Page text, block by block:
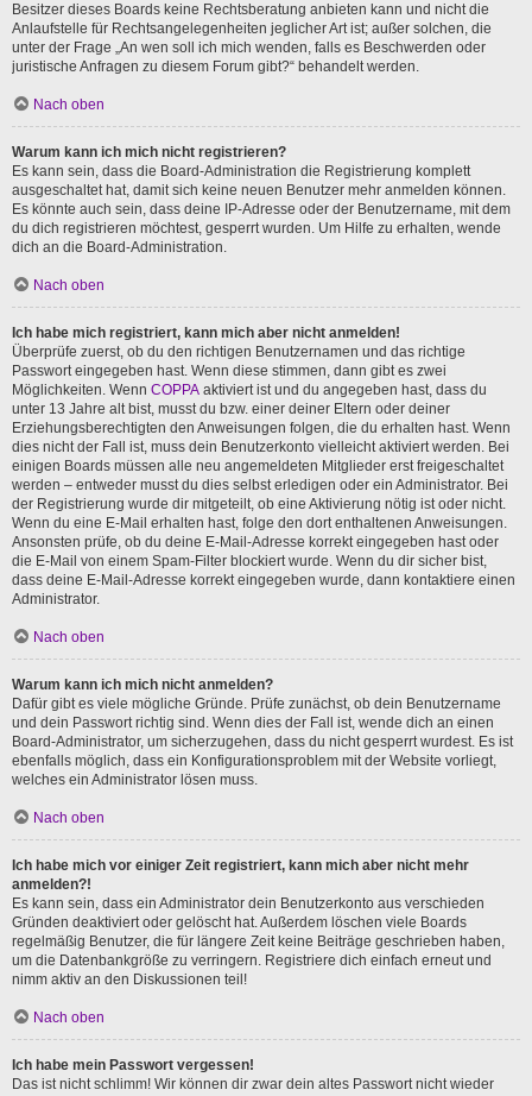
Besitzer dieses Boards keine Rechtsberatung anbieten kann und nicht die
Anlaufstelle für Rechtsangelegenheiten jeglicher Art ist; außer solchen, die
unter der Frage „An wen soll ich mich wenden, falls es Beschwerden oder
juristische Anfragen zu diesem Forum gibt?“ behandelt werden.
Nach oben
Warum kann ich mich nicht registrieren?
Es kann sein, dass die Board-Administration die Registrierung komplett
ausgeschaltet hat, damit sich keine neuen Benutzer mehr anmelden können.
Es könnte auch sein, dass deine IP-Adresse oder der Benutzername, mit dem
du dich registrieren möchtest, gesperrt wurden. Um Hilfe zu erhalten, wende
dich an die Board-Administration.
Nach oben
Ich habe mich registriert, kann mich aber nicht anmelden!
Überprüfe zuerst, ob du den richtigen Benutzernamen und das richtige
Passwort eingegeben hast. Wenn diese stimmen, dann gibt es zwei
Möglichkeiten. Wenn COPPA aktiviert ist und du angegeben hast, dass du
unter 13 Jahre alt bist, musst du bzw. einer deiner Eltern oder deiner
Erziehungsberechtigten den Anweisungen folgen, die du erhalten hast. Wenn
dies nicht der Fall ist, muss dein Benutzerkonto vielleicht aktiviert werden. Bei
einigen Boards müssen alle neu angemeldeten Mitglieder erst freigeschaltet
werden – entweder musst du dies selbst erledigen oder ein Administrator. Bei
der Registrierung wurde dir mitgeteilt, ob eine Aktivierung nötig ist oder nicht.
Wenn du eine E-Mail erhalten hast, folge den dort enthaltenen Anweisungen.
Ansonsten prüfe, ob du deine E-Mail-Adresse korrekt eingegeben hast oder
die E-Mail von einem Spam-Filter blockiert wurde. Wenn du dir sicher bist,
dass deine E-Mail-Adresse korrekt eingegeben wurde, dann kontaktiere einen
Administrator.
Nach oben
Warum kann ich mich nicht anmelden?
Dafür gibt es viele mögliche Gründe. Prüfe zunächst, ob dein Benutzername
und dein Passwort richtig sind. Wenn dies der Fall ist, wende dich an einen
Board-Administrator, um sicherzugehen, dass du nicht gesperrt wurdest. Es ist
ebenfalls möglich, dass ein Konfigurationsproblem mit der Website vorliegt,
welches ein Administrator lösen muss.
Nach oben
Ich habe mich vor einiger Zeit registriert, kann mich aber nicht mehr
anmelden?!
Es kann sein, dass ein Administrator dein Benutzerkonto aus verschieden
Gründen deaktiviert oder gelöscht hat. Außerdem löschen viele Boards
regelmäßig Benutzer, die für längere Zeit keine Beiträge geschrieben haben,
um die Datenbankgröße zu verringern. Registriere dich einfach erneut und
nimm aktiv an den Diskussionen teil!
Nach oben
Ich habe mein Passwort vergessen!
Das ist nicht schlimm! Wir können dir zwar dein altes Passwort nicht wieder